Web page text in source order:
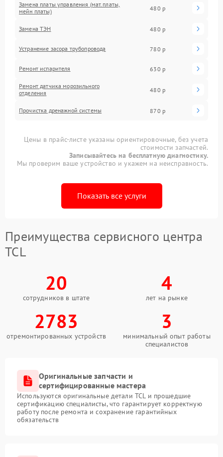
Замена платы управления (мат.платы,
мейн платы)
480 р
Замена ТЭН 480 р
Устранение засора трубопровода 780 р
Ремонт испарителя 630 р
Ремонт датчика морозильного
отделения
480 р
Прочистка дренажной системы 870 р
Цены в прайс-листе указаны ориентировочные, без учета
стоимости запчастей.
Записывайтесь на бесплатную диагностику.
Мы проверим ваше устройство и укажем на неисправность.
Показать все услуги
Преимущества сервисного центра
TCL
20
сотрудников в штате
4
лет на рынке
2783
отремонтированных устройств
3
минимальный опыт работы
специалистов
Оригинальные запчасти и
сертифицированные мастера
Используются оригинальные детали TCL и прошедшие
сертификацию специалисты, что гарантирует корректную
работу после ремонта и сохранение гарантийных
обязательств